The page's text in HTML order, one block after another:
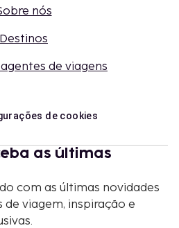
nós
Destinos
de viagens
de cookies
as últimas
com as últimas novidades
de viagem, inspiração e